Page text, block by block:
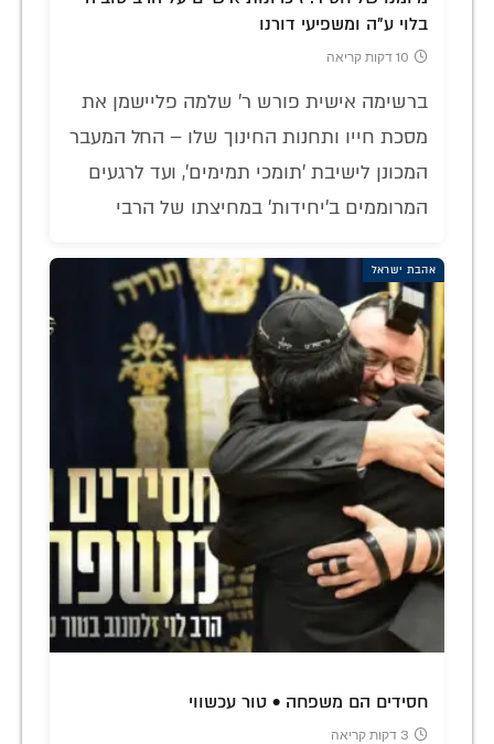
בלוי ע"ה ומשפיעי דורנו
10 דקות קריאה
ברשימה אישית פורש ר' שלמה פליישמן את
מסכת חייו ותחנות החינוך שלו – החל המעבר
המכונן לישיבת 'תומכי תמימים', ועד לרגעים
המרוממים ב'יחידות' במחיצתו של הרבי
אהבת ישראל
חסידים הם משפחה • טור עכשווי
3 דקות קריאה